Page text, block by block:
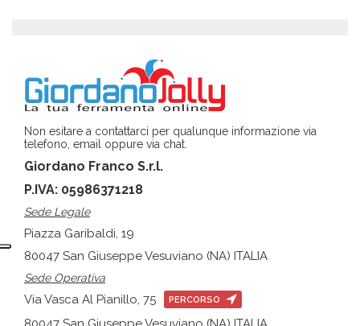
Non esitare a contattarci per qualunque informazione via
telefono, email oppure via chat.
Giordano Franco S.r.l.
P.IVA: 05986371218
Sede Legale
Piazza Garibaldi, 19
80047 San Giuseppe Vesuviano (NA) ITALIA
Sede Operativa
Via Vasca Al Pianillo, 75 PERCORSO